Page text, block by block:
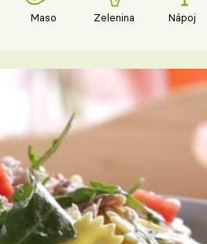
Maso Zelenina Nápoje